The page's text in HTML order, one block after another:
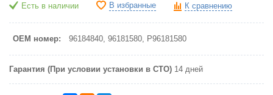
Есть в наличии В избранные К сравнению
OEM номер: 96184840, 96181580, P96181580
Гарантия (При условии установки в СТО) 14 дней